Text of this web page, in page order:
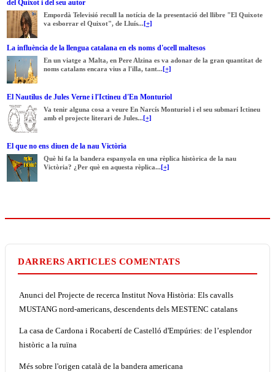
del Quixot i del seu autor
Empordà Televisió recull la notícia de la presentació del llibre "El Quixote
va esborrar el Quixot", de Lluís...[+]
La influència de la llengua catalana en els noms d'ocell maltesos
En un viatge a Malta, en Pere Alzina es va adonar de la gran quantitat de
noms catalans encara vius a l'illa, tant...[+]
El Nautilus de Jules Verne i l'Ictineu d'En Monturiol
Va tenir alguna cosa a veure En Narcís Monturiol i el seu submarí Ictineu
amb el projecte literari de Jules...[+]
El que no ens diuen de la nau Victòria
Què hi fa la bandera espanyola en una rèplica històrica de la nau
Victòria? ¿Per què en aquesta rèplica...[+]
DARRERS ARTICLES COMENTATS
Anunci del Projecte de recerca Institut Nova Història: Els cavalls
MUSTANG nord-americans, descendents dels MESTENC catalans
La casa de Cardona i Rocabertí de Castelló d'Empúries: de l’esplendor
històric a la ruïna
Més sobre l'origen català de la bandera americana